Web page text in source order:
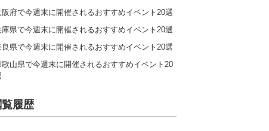
阪府で今週末に開催されるおすすめイベント20選
庫県で今週末に開催されるおすすめイベント20選
良県で今週末に開催されるおすすめイベント20選
歌山県で今週末に開催されるおすすめイベント20
覧履歴